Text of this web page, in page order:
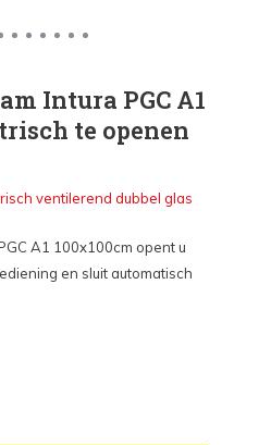
Intura PGC A1
te openen
ventilerend dubbel glas
A1 100x100cm opent u
en sluit automatisch